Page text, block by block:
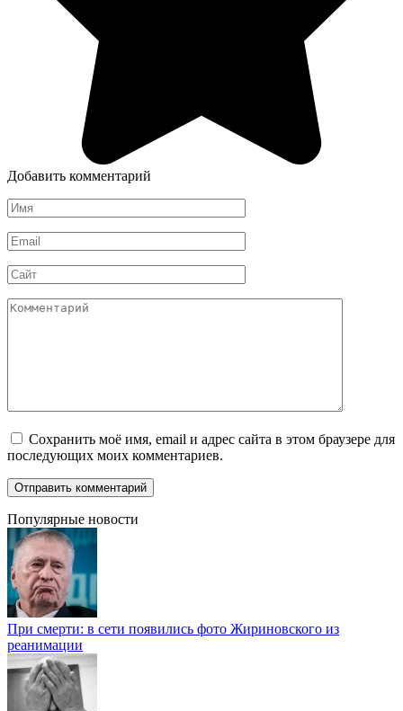
Добавить комментарий
Имя
*
Email
*
Сайт
Комментарий
Сохранить моё имя, email и адрес сайта в этом браузере для
последующих моих комментариев.
Популярные новости
При смерти: в сети появились фото Жириновского из
реанимации